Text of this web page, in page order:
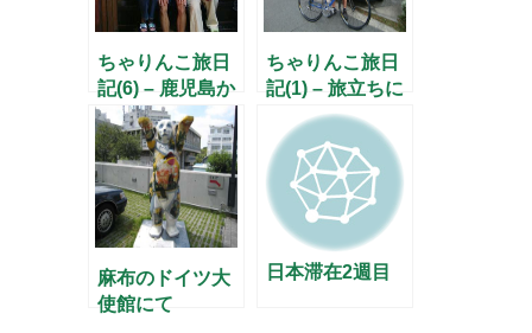
ちゃりんこ旅日
記(6) – 鹿児島か
ら宮崎へ –
ちゃりんこ旅日
記(1) – 旅立ちに
あたって –
麻布のドイツ大
使館にて
日本滞在2週目